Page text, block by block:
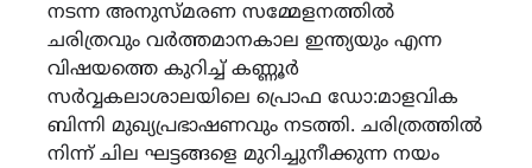
നടന്ന അനുസ്മരണ സമ്മേളനത്തിൽ
ചരിത്രവും വർത്തമാനകാല ഇന്ത്യയും എന്ന
വിഷയത്തെ കുറിച്ച് കണ്ണൂർ
സർവ്വകലാശാലയിലെ പ്രൊഫ ഡോ:മാളവിക
ബിന്നി മുഖ്യപ്രഭാഷണവും നടത്തി. ചരിത്രത്തിൽ
നിന്ന് ചില ഘട്ടങ്ങളെ മുറിച്ചുനീക്കുന്ന നയം